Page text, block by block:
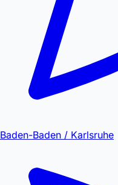
Baden-Baden / Karlsruhe